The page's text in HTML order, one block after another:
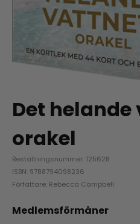
Det
orakel
Beställningsnummer: 125628
ISBN: 9788794098236
Författare: Rebecca Campbell
Medlemsförmåner